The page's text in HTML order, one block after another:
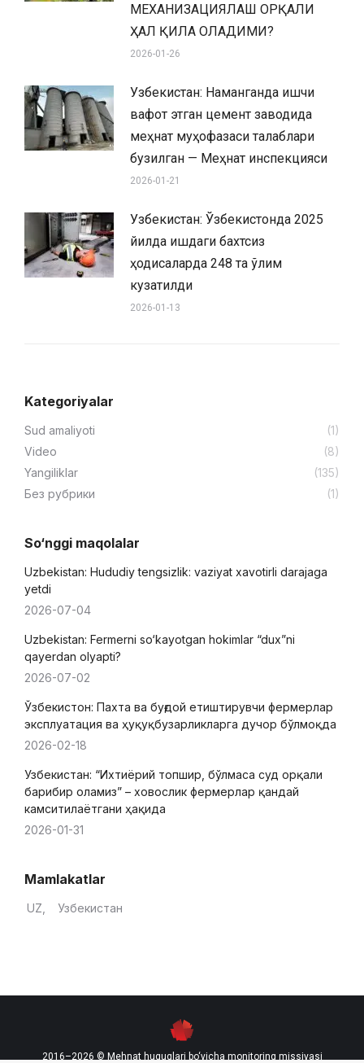
МЕХАНИЗАЦИЯЛАШ ОРҚАЛИ
ҲАЛ ҚИЛА ОЛАДИМИ?
2026-01-26
Узбекистан: Наманганда ишчи
вафот этган цемент заводида
меҳнат муҳофазаси талаблари
бузилган — Меҳнат инспекцияси
2026-01-21
Узбекистан: Ўзбекистонда 2025
йилда ишдаги бахтсиз
ҳодисаларда 248 та ўлим
кузатилди
2026-01-13
Kategoriyalar
Sud amaliyoti
(1)
Video
(8)
Yangiliklar
(135)
Без рубрики
(1)
So‘nggi maqolalar
Uzbekistan: Hududiy tengsizlik: vaziyat xavotirli darajaga
yetdi
2026-07-04
Uzbekistan: Fermerni so‘kayotgan hokimlar “dux”ni
qayerdan olyapti?
2026-07-02
Ўзбекистон: Пахта ва буғдой етиштирувчи фермерлар
эксплуатация ва ҳуқуқбузарликларга дучор бўлмоқда
2026-02-18
Узбекистан: “Ихтиёрий топшир, бўлмаса суд орқали
барибир оламиз” – ховослик фермерлар қандай
камситилаётгани ҳақида
2026-01-31
Mamlakatlar
UZ Узбекистан
2016–2026 © Mehnat huquqlari bo‘yicha monitoring missiyasi